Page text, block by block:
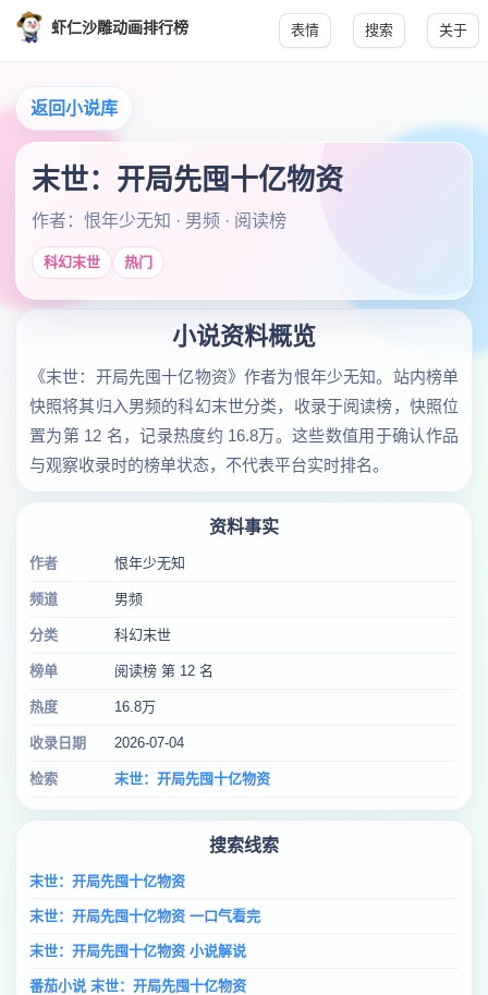
虾仁沙雕动画排行榜 表情 搜索 关于
返回小说库
末世：开局先囤十亿物资
作者：恨年少无知 · 男频 · 阅读榜
科幻末世 热门
小说资料概览
《末世：开局先囤十亿物资》作者为恨年少无知。站内榜单
快照将其归入男频的科幻末世分类，收录于阅读榜，快照位
置为第 12 名，记录热度约 16.8万。这些数值用于确认作品
与观察收录时的榜单状态，不代表平台实时排名。
资料事实
作者 恨年少无知
频道 男频
分类 科幻末世
榜单 阅读榜 第 12 名
热度 16.8万
收录日期 2026-07-04
检索 末世：开局先囤十亿物资
搜索线索
末世：开局先囤十亿物资
末世：开局先囤十亿物资 一口气看完
末世：开局先囤十亿物资 小说解说
番茄小说 末世：开局先囤十亿物资